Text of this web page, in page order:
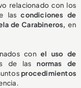
relacionado con los
lascondiciones de
de Carabineros, en
conel uso de
de lasnormas de
procedimientos